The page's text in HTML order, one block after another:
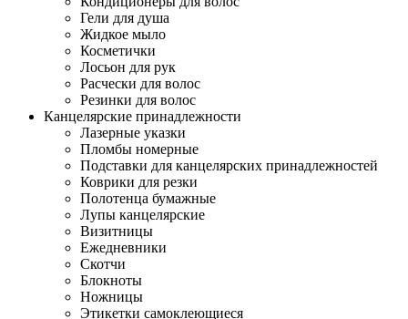
Гели для душа
Жидкое мыло
Косметички
Лосьон для рук
Расчески для волос
Резинки для волос
Канцелярские принадлежности
Лазерные указки
Пломбы номерные
Подставки для канцелярских принадлежностей
Коврики для резки
Полотенца бумажные
Лупы канцелярские
Визитницы
Ежедневники
Скотчи
Блокноты
Ножницы
Этикетки самоклеющиеся